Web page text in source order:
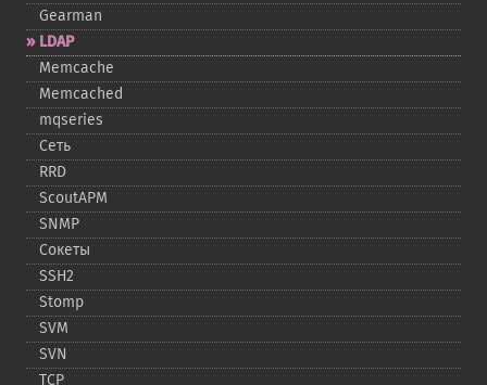
Gearman
LDAP
Memcache
Memcached
mqseries
Сеть
RRD
ScoutAPM
SNMP
Сокеты
SSH2
Stomp
SVM
SVN
TCP